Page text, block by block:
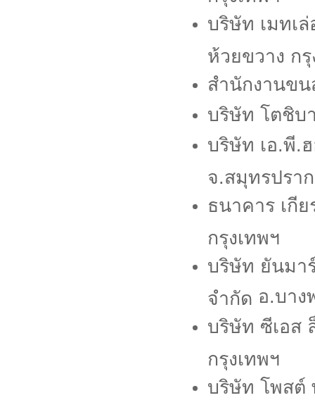
บริษัท เมทเ
ห้วยขวาง กรุ
สำนักงานขน
บริษัท โตชิบ
บริษัท เอ.พี.
จ.สมุทรปรา
ธนาคาร เกี
กรุงเทพฯ
บริษัท ยันมา
จำกัด อ.บาง
บริษัท ซีเอส
กรุงเทพฯ
บริษัท โพสต์